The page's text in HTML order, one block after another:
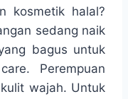
kosmetik halal?
sedang naik
bagus untuk
Perempuan
wajah. Untuk